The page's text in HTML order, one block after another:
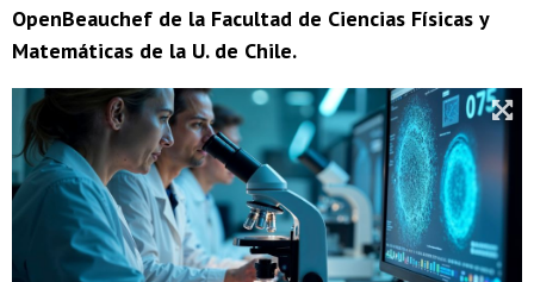
OpenBeauchef de la Facultad de Ciencias Físicas y
Matemáticas de la U. de Chile.